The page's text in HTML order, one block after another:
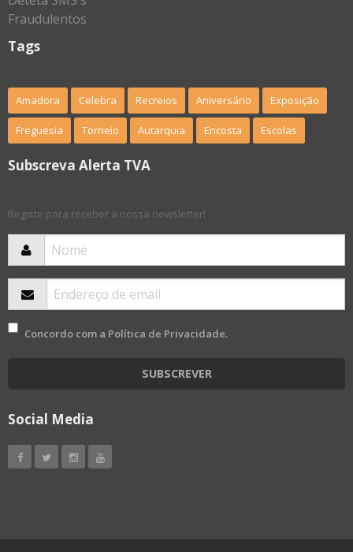
Tags
Amadora Celebra Recreios Aniversário Exposição
Freguesia Torneio Autarquia Encosta Escolas
Subscreva Alerta TVA
Registe para receber a nossa newsletter!
Concordo com a Política de Privacidade.
SUBSCREVER
Social Media